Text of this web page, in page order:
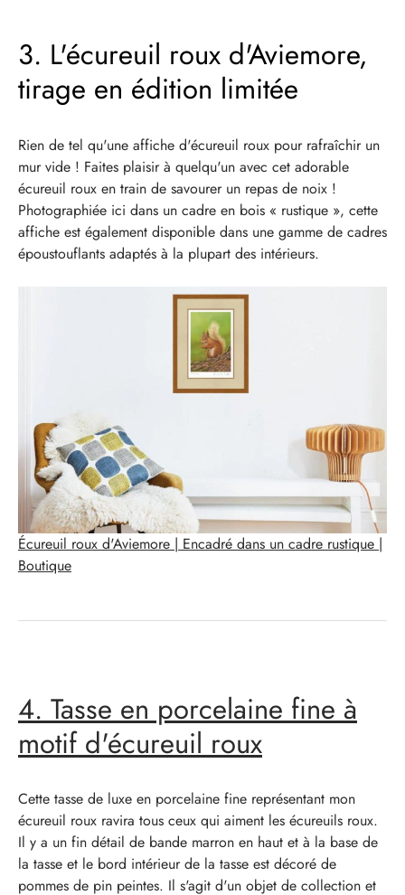
3. L'écureuil roux d'Aviemore,
tirage en édition limitée
Rien de tel qu'une affiche d'écureuil roux pour rafraîchir un
mur vide ! Faites plaisir à quelqu'un avec cet adorable
écureuil roux en train de savourer un repas de noix !
Photographiée ici dans un cadre en bois « rustique », cette
affiche est également disponible dans une gamme de cadres
époustouflants adaptés à la plupart des intérieurs.
Écureuil roux d'Aviemore | Encadré dans un cadre rustique |
Boutique
4. Tasse en porcelaine fine à
motif d'écureuil roux
Cette tasse de luxe en porcelaine fine représentant mon
écureuil roux ravira tous ceux qui aiment les écureuils roux.
Il y a un fin détail de bande marron en haut et à la base de
la tasse et le bord intérieur de la tasse est décoré de
pommes de pin peintes. Il s'agit d'un objet de collection et